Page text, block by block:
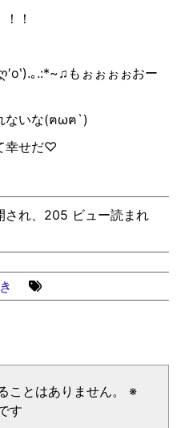
！
′o‵).｡ .:*~♫ もぉぉぉぉおー
ないな(ฅωฅ`)
幸せだ♡
れ、205 ビュー読まれ
ことはありません。
※
す